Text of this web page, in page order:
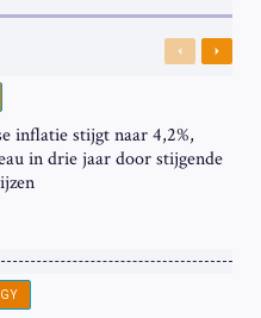
Previous
Next
inflatie stijgt naar 4,2%,
in drie jaar door stijgende